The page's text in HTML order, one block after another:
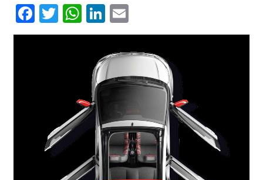
Facebook
Twitter
WhatsApp
LinkedIn
Email